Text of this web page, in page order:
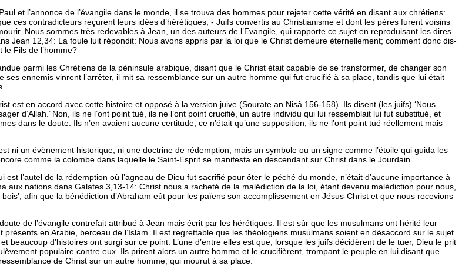
et l’annonce de l’évangile dans le monde, il se trouva des hommes pour rejeter cette vérité en disant aux chrétiens:
ces contradicteurs reçurent leurs idées d’hérétiques, - Juifs convertis au Christianisme et dont les pères furent voisins
Nous sommes très redevables à Jean, un des auteurs de l’Evangile, qui rapporte ce sujet en reproduisant les dires
Jean 12,34: La foule luit répondit: Nous avons appris par la loi que le Christ demeure éternellement; comment donc dis-
le Fils de l’homme?
parmi les Chrétiens de la péninsule arabique, disant que le Christ était capable de se transformer, de changer son
ses ennemis vinrent l’arrêter, il mit sa ressemblance sur un autre homme qui fut crucifié à sa place, tandis que lui était
est en accord avec cette histoire et opposé à la version juive (Sourate an Nisâ 156-158). Ils disent (les juifs) ‘Nous
d’Allah.’ Non, ils ne l’ont point tué, ils ne l’ont point crucifié, un autre individu qui lui ressemblait lui fut substitué, et
dans le doute. Ils n’en avaient aucune certitude, ce n’était qu’une supposition, ils ne l’ont point tué réellement mais
ni un évènement historique, ni une doctrine de rédemption, mais un symbole ou un signe comme l’étoile qui guida les
comme la colombe dans laquelle le Saint-Esprit se manifesta en descendant sur Christ dans le Jourdain.
l’autel de la rédemption où l’agneau de Dieu fut sacrifié pour ôter le péché du monde, n’était d’aucune importance à
aux nations dans Galates 3,13-14: Christ nous a racheté de la malédiction de la loi, étant devenu malédiction pour nous,
afin que la bénédiction d’Abraham eût pour les païens son accomplissement en Jésus-Christ et que nous recevions
de l’évangile contrefait attribué à Jean mais écrit par les hérétiques. Il est sûr que les musulmans ont hérité leur
en Arabie, berceau de l’Islam. Il est regrettable que les théologiens musulmans soient en désaccord sur le sujet
beaucoup d’histoires ont surgi sur ce point. L’une d’entre elles est que, lorsque les juifs décidèrent de le tuer, Dieu le prit
populaire contre eux. Ils prirent alors un autre homme et le crucifièrent, trompant le peuple en lui disant que
de Christ sur un autre homme, qui mourut à sa place.